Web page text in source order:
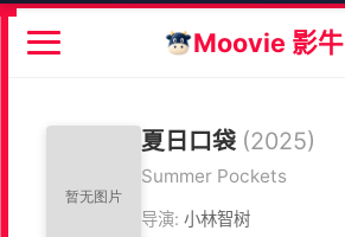
Moovie 影牛
夏日口袋 (2025)
Summer Pockets
导演: 小林智树